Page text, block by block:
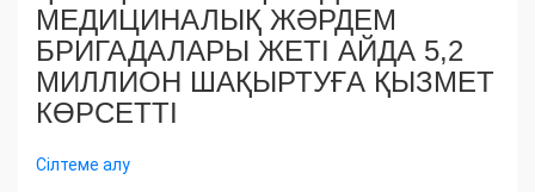
МЕДИЦИНАЛЫҚ ЖӘРДЕМ
БРИГАДАЛАРЫ ЖЕТІ АЙДА 5,2
МИЛЛИОН ШАҚЫРТУҒА ҚЫЗМЕТ
КӨРСЕТТІ
Сілтеме алу